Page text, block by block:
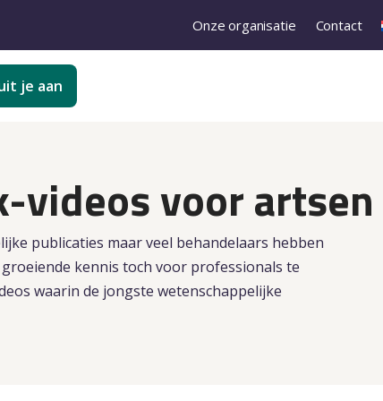
Onze organisatie Contact
je aan
videos voor artsen
publicaties maar veel behandelaars hebben
kennis toch voor professionals te
waarin de jongste wetenschappelijke